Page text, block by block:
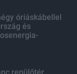
óriáskábellel
és